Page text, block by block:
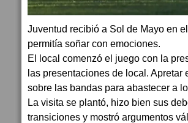
Juventud recibió a Sol de Mayo en
permitía soñar con emociones.
El local comenzó el juego con la
las presentaciones de local.
sobre las bandas para abastecer a
La visita se plantó, hizo bien sus
transiciones y mostró argumentos